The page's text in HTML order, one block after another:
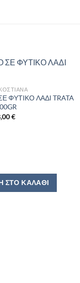
ΛΑΔΙ TRATA
€
ΛΑΔΙ TRATA
ΣΤΟ ΚΑΛΆΘΙ